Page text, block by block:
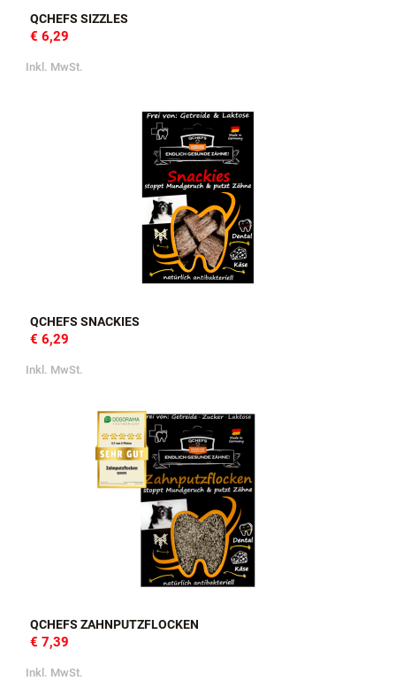
QCHEFS SIZZLES
€ 6,29
Inkl. MwSt.
QCHEFS SNACKIES
€ 6,29
Inkl. MwSt.
QCHEFS ZAHNPUTZFLOCKEN
€ 7,39
Inkl. MwSt.